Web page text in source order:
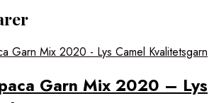
Garn Mix 2020 – Lys